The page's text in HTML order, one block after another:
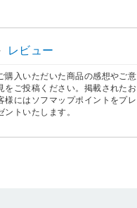
レビュー
購入いただいた商品の感想やご意
をご投稿ください。掲載されたお
様にはソフマップポイントをプレ
ントいたします。